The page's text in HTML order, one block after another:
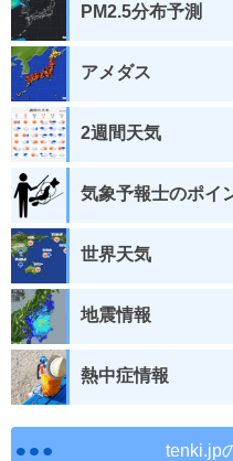
PM2.5分布予測
アメダス
2週間天気
気象予報士のポイ
世界天気
地震情報
熱中症情報
tenki.jp